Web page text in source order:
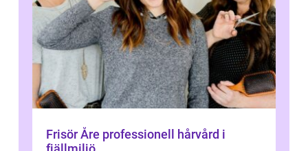
Frisör Åre professionell hårvård i